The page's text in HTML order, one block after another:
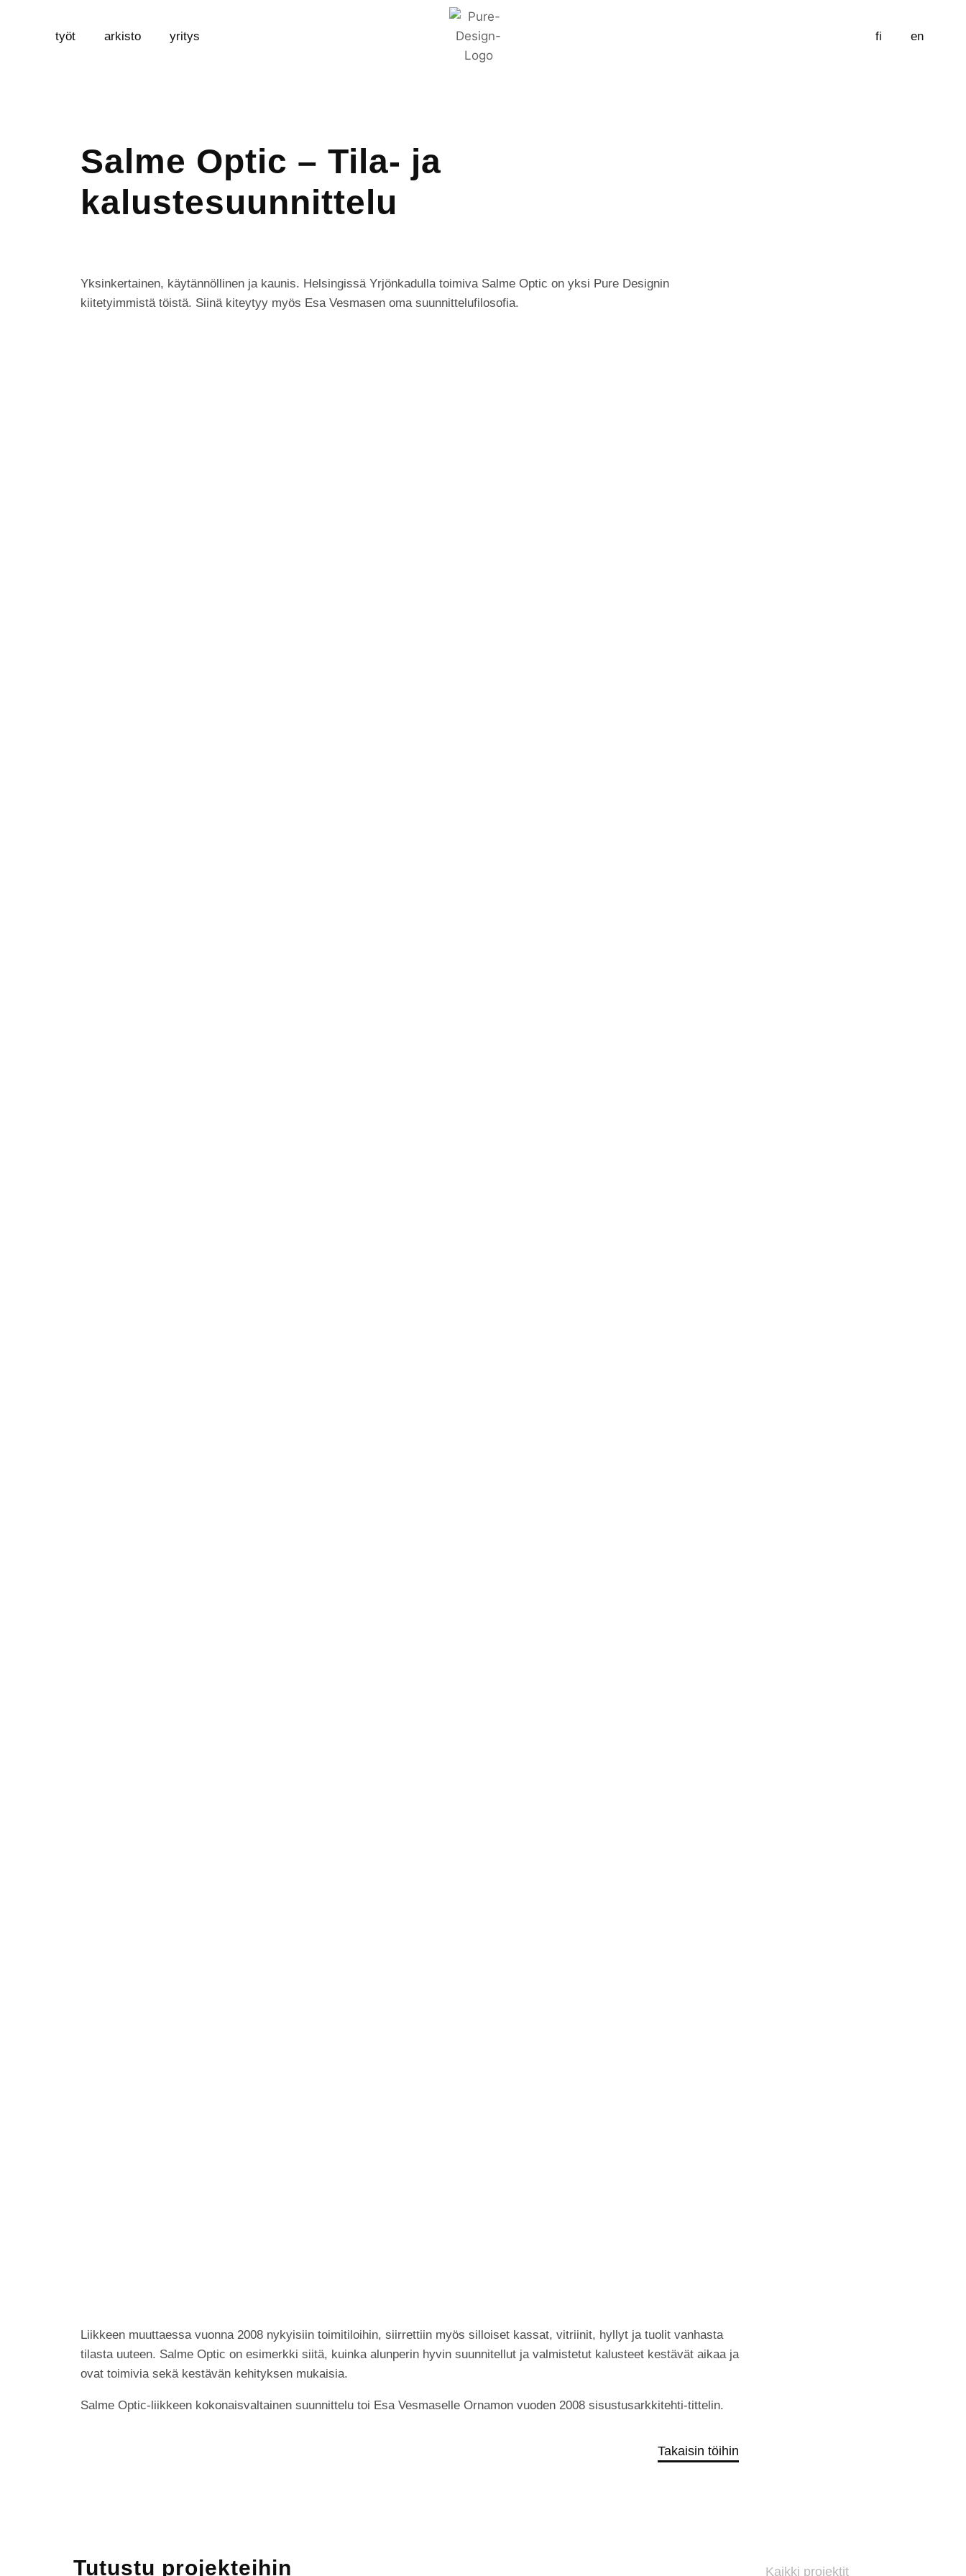
työt arkisto yritys fi en
Salme Optic – Tila- ja
kalustesuunnittelu
Yksinkertainen, käytännöllinen ja kaunis. Helsingissä Yrjönkadulla toimiva Salme Optic on yksi Pure Designin
kiitetyimmistä töistä. Siinä kiteytyy myös Esa Vesmasen oma suunnittelufilosofia.
Liikkeen muuttaessa vuonna 2008 nykyisiin toimitiloihin, siirrettiin myös silloiset kassat, vitriinit, hyllyt ja tuolit vanhasta
tilasta uuteen. Salme Optic on esimerkki siitä, kuinka alunperin hyvin suunnitellut ja valmistetut kalusteet kestävät aikaa ja
ovat toimivia sekä kestävän kehityksen mukaisia.
Salme Optic-liikkeen kokonaisvaltainen suunnittelu toi Esa Vesmaselle Ornamon vuoden 2008 sisustusarkkitehti-tittelin.
Takaisin töihin
Tutustu projekteihin Kaikki projektit